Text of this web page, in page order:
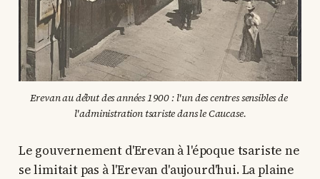
Erevan au début des années 1900 : l'un des centres sensibles de
l'administration tsariste dans le Caucase.
Le gouvernement d'Erevan à l'époque tsariste ne
se limitait pas à l'Erevan d'aujourd'hui. La plaine